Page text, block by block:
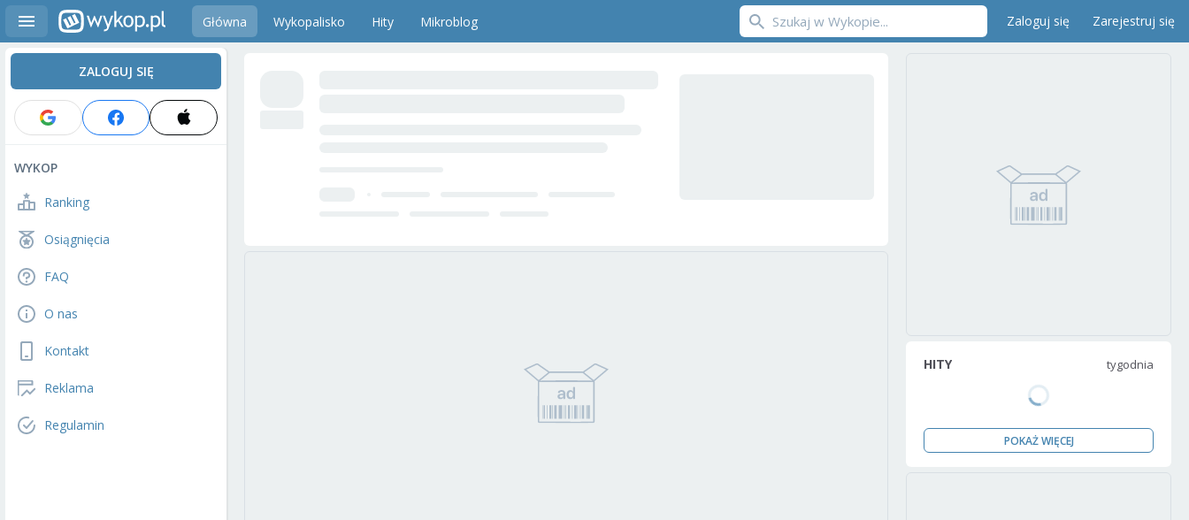
Główna Wykopalisko Hity Mikroblog Zaloguj się Zarejestruj się
ZALOGUJ SIĘ
WYKOP
Ranking
Osiągnięcia
FAQ
O nas
Kontakt
Reklama
Regulamin
HITY tygodnia
POKAŻ WIĘCEJ